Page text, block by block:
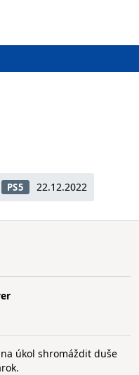
PS5 22.12.2022
úkol shromáždit duše